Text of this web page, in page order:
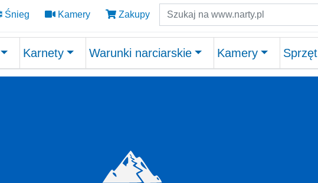
Śnieg Kamery Zakupy Szukaj
Karnety Warunki narciarskie Kamery Sprzęt